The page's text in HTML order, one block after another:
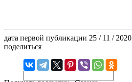
дата первой публикации 25 / 11 / 2020
поделиться